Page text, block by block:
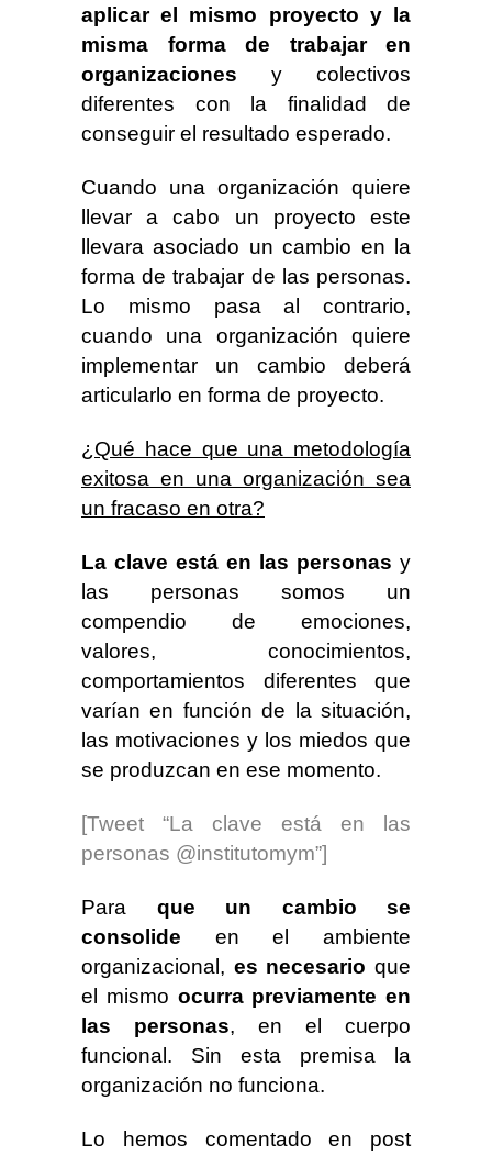
aplicar el mismo proyecto y la
misma forma de trabajar en
organizaciones y colectivos
diferentes con la finalidad de
conseguir el resultado esperado.
Cuando una organización quiere
llevar a cabo un proyecto este
llevara asociado un cambio en la
forma de trabajar de las personas.
Lo mismo pasa al contrario,
cuando una organización quiere
implementar un cambio deberá
articularlo en forma de proyecto.
¿Qué hace que una metodología
exitosa en una organización sea
un fracaso en otra?
La clave está en las personas y
las personas somos un
compendio de emociones,
valores, conocimientos,
comportamientos diferentes que
varían en función de la situación,
las motivaciones y los miedos que
se produzcan en ese momento.
[Tweet “La clave está en las
personas @institutomym”]
Para que un cambio se
consolide en el ambiente
organizacional, es necesarioque
el mismo ocurra previamente en
las personas, en el cuerpo
funcional. Sin esta premisa la
organización no funciona.
Lo hemos comentado en post